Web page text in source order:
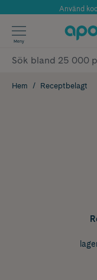
Använd
Meny
Hem Receptbelagt